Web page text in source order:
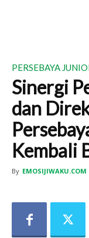
PERSEBAYA
Sinergi
dan
Kembali
By EMOSIJIWAKU.COM